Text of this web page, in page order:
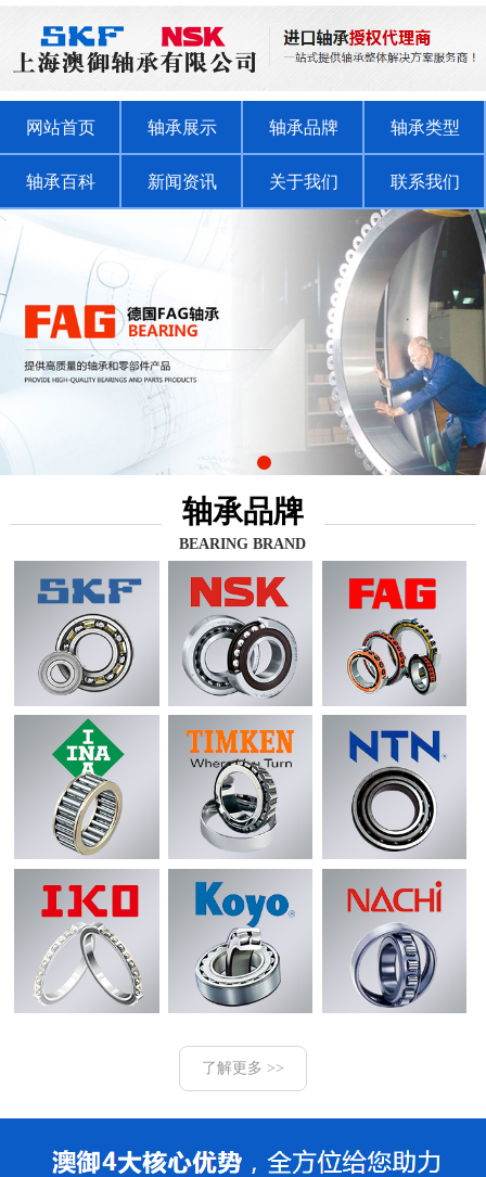
网站首页 轴承展示 轴承品牌 轴承类型
轴承百科 新闻资讯 关于我们 联系我们
轴承品牌
BEARING BRAND
了解更多 >>